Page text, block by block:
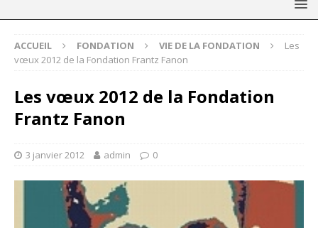
ACCUEIL FONDATION VIE DE LA FONDATION
Les
vœux 2012 de la Fondation Frantz Fanon
Les vœux 2012 de la Fondation
Frantz Fanon
3 janvier 2012 admin 0